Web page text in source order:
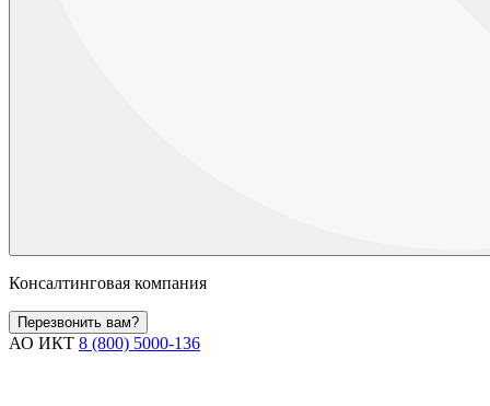
Консалтинговая компания
Перезвонить вам?
АО ИКТ 8 (800) 5000-136